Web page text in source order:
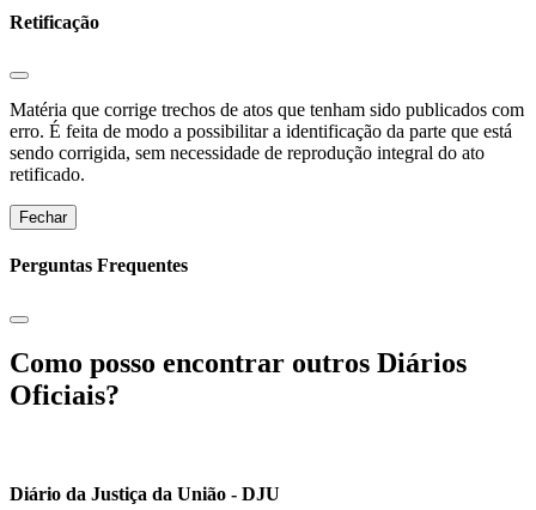
Retificação
Matéria que corrige trechos de atos que tenham sido publicados com
erro. É feita de modo a possibilitar a identificação da parte que está
sendo corrigida, sem necessidade de reprodução integral do ato
retificado.
Fechar
Perguntas Frequentes
Como posso encontrar outros Diários
Oficiais?
Diário da Justiça da União - DJU